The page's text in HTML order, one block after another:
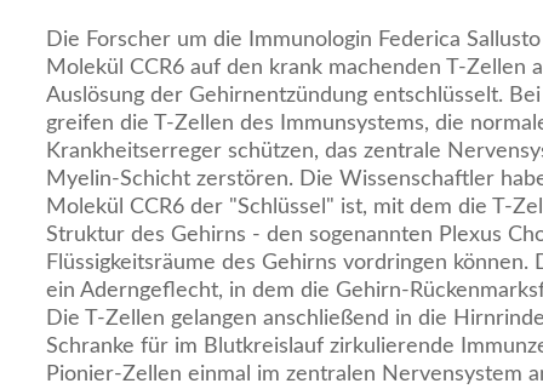
Die Forscher um die Immunologin Federica
Molekül CCR6 auf den krank machenden T-Zellen
Auslösung der Gehirnentzündung entschlüsselt.
greifen die T-Zellen des Immunsystems, die
Krankheitserreger schützen, das zentrale
Myelin-Schicht zerstören. Die Wissenschaftler
Molekül CCR6 der "Schlüssel" ist, mit dem die T-
Struktur des Gehirns - den sogenannten Plexus
Flüssigkeitsräume des Gehirns vordringen können.
ein Aderngeflecht, in dem die Gehirn-
Die T-Zellen gelangen anschließend in die
Schranke für im Blutkreislauf zirkulierende
Pionier-Zellen einmal im zentralen Nervensystem